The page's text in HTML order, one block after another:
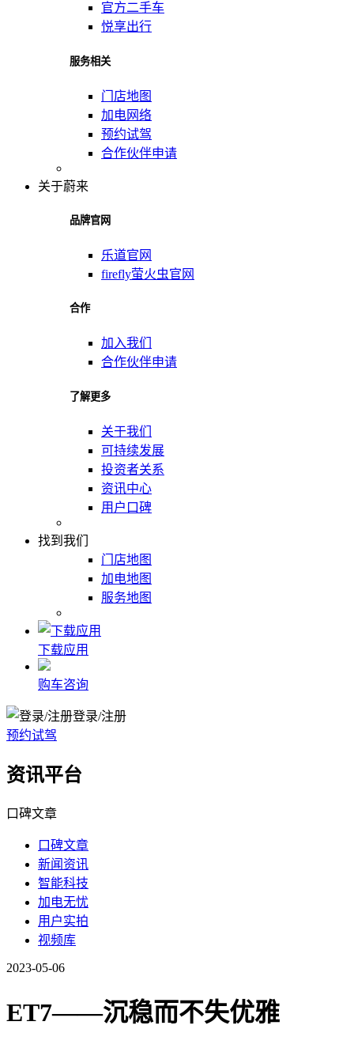
官方二手车
悦享出行
服务相关
门店地图
加电网络
预约试驾
合作伙伴申请
关于蔚来
品牌官网
乐道官网
firefly萤火虫官网
合作
加入我们
合作伙伴申请
了解更多
关于我们
可持续发展
投资者关系
资讯中心
用户口碑
找到我们
门店地图
加电地图
服务地图
下载应用
购车咨询
登录/注册
预约试驾
资讯平台
口碑文章
口碑文章
新闻资讯
智能科技
加电无忧
用户实拍
视频库
2023-05-06
ET7——沉稳而不失优雅